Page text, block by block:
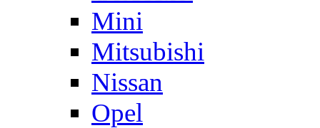
Mini
Mitsubishi
Nissan
Opel